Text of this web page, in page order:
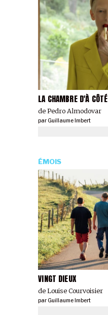
LA CHAMBRE D'À CÔTÉ
de Pedro Almodovar
parGuillaume Imbert
VINGT DIEUX
de Louise Courvoisier
ÉMOIS
parGuillaume Imbert